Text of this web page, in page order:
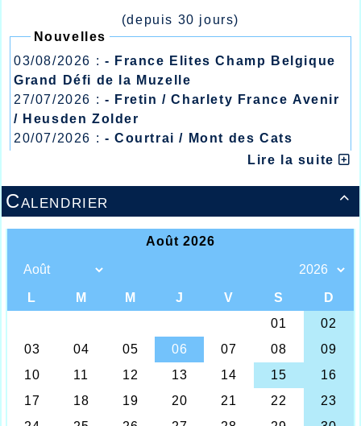
(depuis 30 jours)
Nouvelles
03/08/2026 : - France Elites Champ Belgique
Grand Défi de la Muzelle
27/07/2026 : - Fretin / Charlety France Avenir
/ Heusden Zolder
20/07/2026 : - Courtrai / Mont des Cats
- Lyon / Meeting Abeilles /Lire la suite

Calendrier